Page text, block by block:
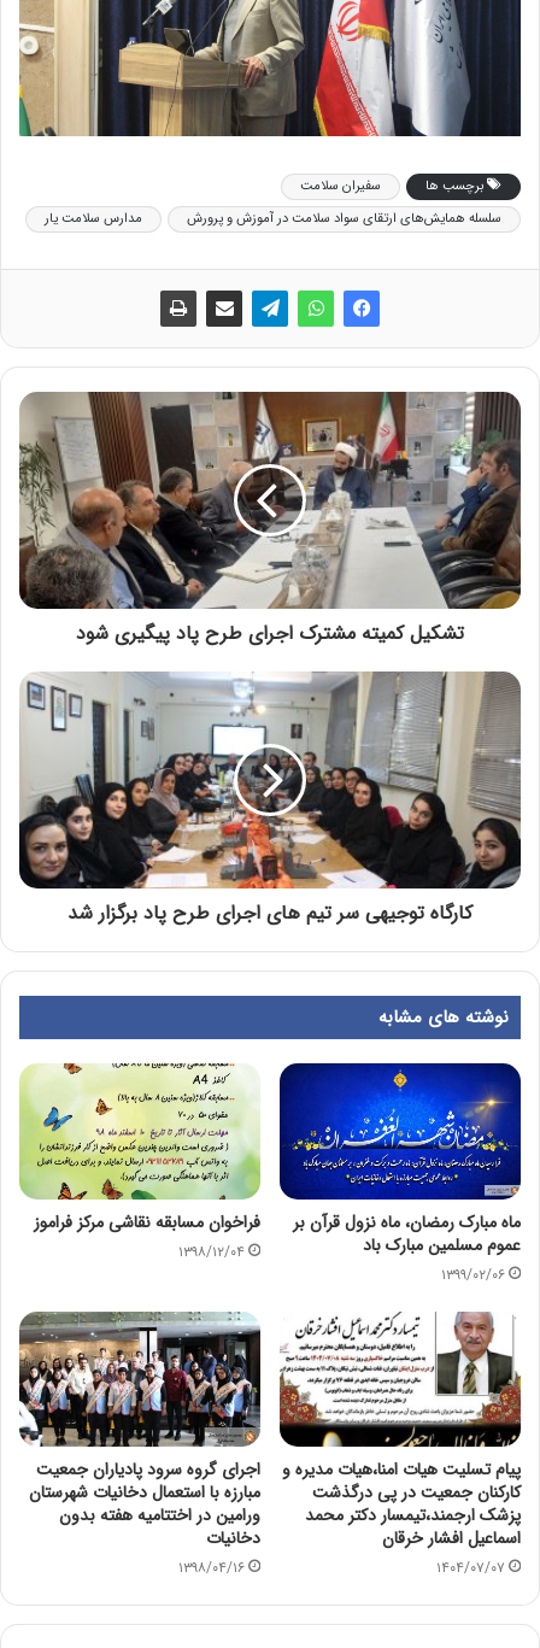
برچسب ها
سفیران سلامت
سلسله همایش‌های ارتقای سواد سلامت در آموزش و پرورش
مدارس سلامت یار
تشکیل کمیته مشترک اجرای طرح پاد پیگیری شود
کارگاه توجیهی سر تیم های اجرای طرح پاد برگزار شد
نوشته های مشابه
ماه مبارک رمضان، ماه نزول قرآن بر
عموم مسلمین مبارک باد
۱۳۹۹/۰۲/۰۶
فراخوان مسابقه نقاشی مرکز فراموز
۱۳۹۸/۱۲/۰۴
پیام تسلیت هیات امنا،هیات مدیره و
کارکنان جمعیت در پی درگذشت
پزشک ارجمند،تیمسار دکتر محمد
اسماعیل افشار خرقان
۱۴۰۴/۰۷/۰۷
اجرای گروه سرود پادیاران جمعیت
مبارزه با استعمال دخانیات شهرستان
ورامین در اختتامیه هفته بدون
دخانیات
۱۳۹۸/۰۴/۱۶